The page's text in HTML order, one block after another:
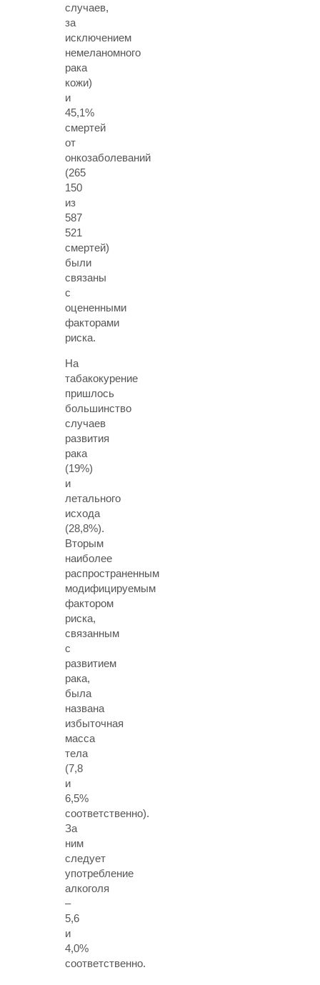
случаев,
за
исключением
немеланомного
рака
кожи)
и
45,1%
смертей
от
онкозаболеваний
(265
150
из
587
521
смертей)
были
связаны
с
оцененными
факторами
риска.
На
табакокурение
пришлось
большинство
случаев
развития
рака
(19%)
и
летального
исхода
(28,8%).
Вторым
наиболее
распространенным
модифицируемым
фактором
риска,
связанным
с
развитием
рака,
была
названа
избыточная
масса
тела
(7,8
и
6,5%
соответственно).
За
ним
следует
употребление
алкоголя
–
5,6
и
4,0%
соответственно.